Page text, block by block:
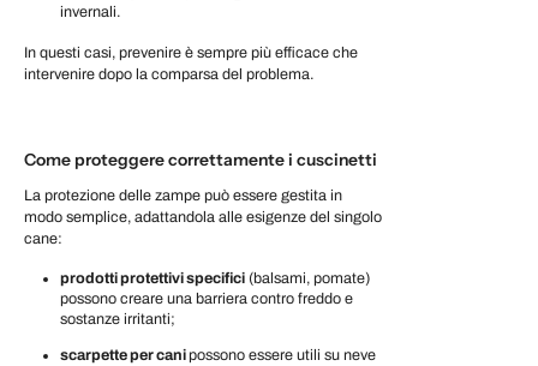
invernali.
In questi casi, prevenire è sempre più efficace che
intervenire dopo la comparsa del problema.
Come proteggere correttamente i cuscinetti
La protezione delle zampe può essere gestita in
modo semplice, adattandola alle esigenze del singolo
cane:
prodotti protettivi specifici (balsami, pomate)
possono creare una barriera contro freddo e
sostanze irritanti;
scarpette per canipossono essere utili su neve